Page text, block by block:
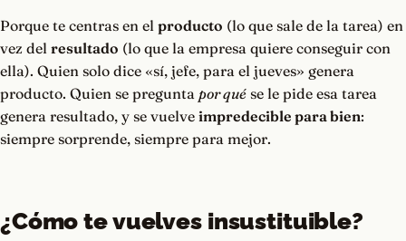
Porque te centras en el producto (lo que sale de la tarea) en
vez del resultado (lo que la empresa quiere conseguir con
ella). Quien solo dice «sí, jefe, para el jueves» genera
producto. Quien se pregunta por qué se le pide esa tarea
genera resultado, y se vuelve impredecible para bien:
siempre sorprende, siempre para mejor.
¿Cómo te vuelves insustituible?